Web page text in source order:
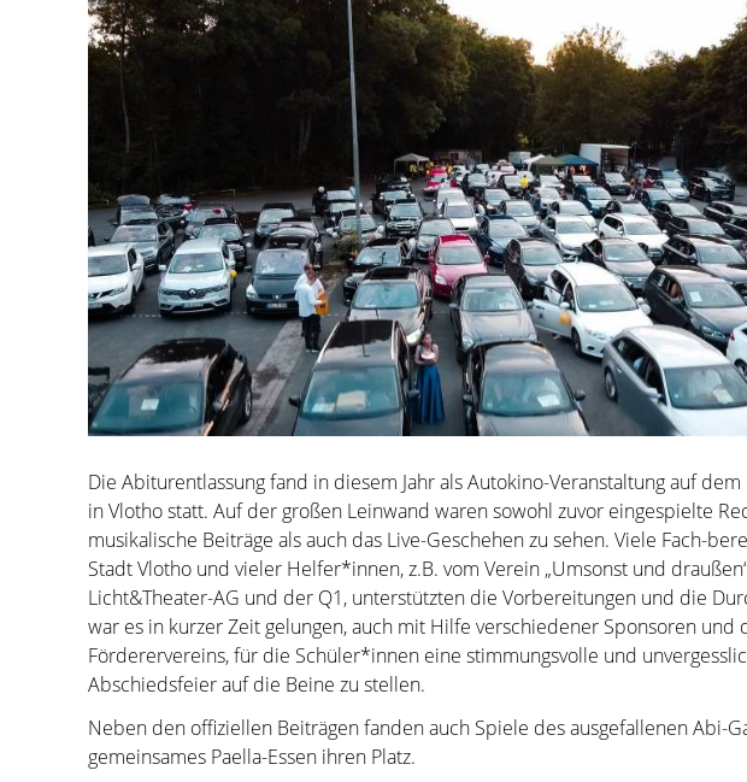
Die Abiturentlassung fand in diesem Jahr als Autokino-Veranstaltung auf
in Vlotho statt. Auf der großen Leinwand waren sowohl zuvor eingespielte
musikalische Beiträge als auch das Live-Geschehen zu sehen. Viele Fach-
Stadt Vlotho und vieler Helfer*innen, z.B. vom Verein „Umsonst und
Licht&Theater-AG und der Q1, unterstützten die Vorbereitungen und die
war es in kurzer Zeit gelungen, auch mit Hilfe verschiedener Sponsoren und
Förderervereins, für die Schüler*innen eine stimmungsvolle und
Abschiedsfeier auf die Beine zu stellen.
Neben den offiziellen Beiträgen fanden auch Spiele des ausgefallenen Abi-
gemeinsames Paella-Essen ihren Platz.